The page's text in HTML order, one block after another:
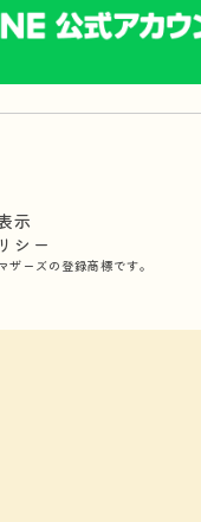
示
シー
ザーズの登録商標です。